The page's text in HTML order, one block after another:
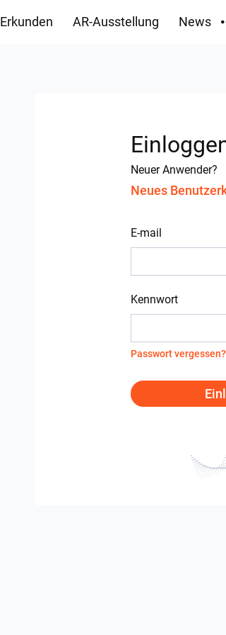
Erkunden AR-Ausstellung News
Neuer Anwender?
Neues
E-mail
Kennwort
Passwort vergessen?